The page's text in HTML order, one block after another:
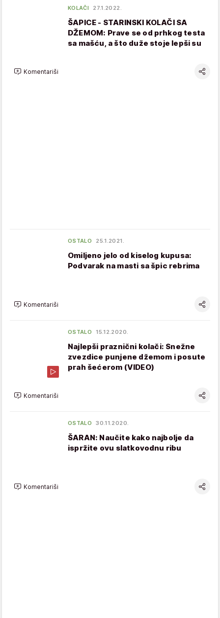
KOLAČI 27.1.2022.
ŠAPICE - STARINSKI KOLAČI SA
DŽEMOM: Prave se od prhkog testa
sa mašću, a što duže stoje lepši su
Komentariši
OSTALO 25.1.2021.
Omiljeno jelo od kiselog kupusa:
Podvarak na masti sa špic rebrima
Komentariši
OSTALO 15.12.2020.
Najlepši praznični kolači: Snežne
zvezdice punjene džemom i posute
prah šećerom (VIDEO)
Komentariši
OSTALO 30.11.2020.
ŠARAN: Naučite kako najbolje da
ispržite ovu slatkovodnu ribu
Komentariši